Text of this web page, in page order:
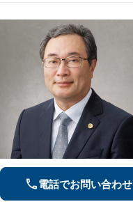
電話でお問い合わせ